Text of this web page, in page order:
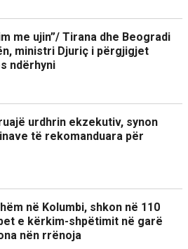
me ujin”/ Tirana dhe Beogradi
ministri Djuriç i përgjigjet
ndërhyni
urdhrin ekzekutiv, synon
të rekomanduara për
në Kolumbi, shkon në 110
e kërkim-shpëtimit në garë
nën rrënoja